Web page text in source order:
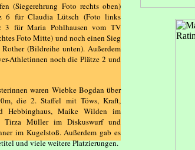
(Siegerehrung Foto rechts oben)
6 für Claudia Lütsch (Foto links
3 für Maria Pohlhausen vom TV
Foto Mitte) und noch einen Sieg
Rother (Bildreihe unten). Außerdem
Athletinnen noch die Plätze 2 und
waren Wiebke Bogdan über
die 2. Staffel mit Töws, Kraft,
Hebbinghaus, Maike Wilden im
Tirza Müller im Diskuswurf und
im Kugelstoß. Außerdem gab es
und viele weitere Platzierungen.